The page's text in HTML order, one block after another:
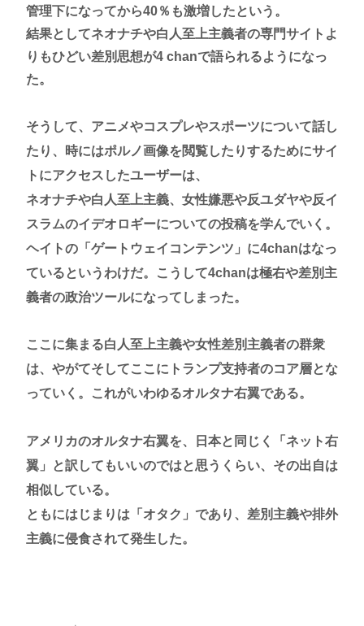
管理下になってから40％も激増したという。
結果としてネオナチや白人至上主義者の専門サイトよ
りもひどい差別思想が4 chanで語られるようになっ
た。
そうして、アニメやコスプレやスポーツについて話し
たり、時にはポルノ画像を閲覧したりするためにサイ
トにアクセスしたユーザーは、
ネオナチや白人至上主義、女性嫌悪や反ユダヤや反イ
スラムのイデオロギーについての投稿を学んでいく。
ヘイトの「ゲートウェイコンテンツ」に4chanはなっ
ているというわけだ。こうして4chanは極右や差別主
義者の政治ツールになってしまった。
ここに集まる白人至上主義や女性差別主義者の群衆
は、やがてそしてここにトランプ支持者のコア層とな
っていく。これがいわゆるオルタナ右翼である。
アメリカのオルタナ右翼を、日本と同じく「ネット右
翼」と訳してもいいのではと思うくらい、その出自は
相似している。
ともにはじまりは「オタク」であり、差別主義や排外
主義に侵食されて発生した。